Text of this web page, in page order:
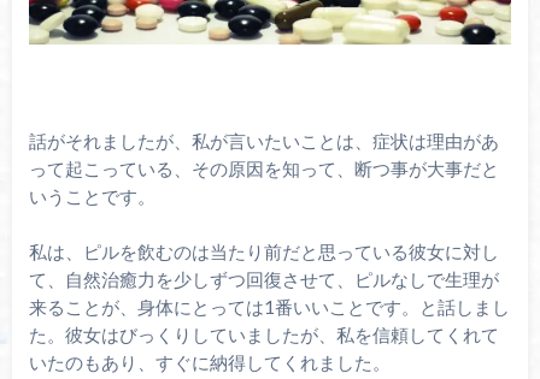
話がそれましたが、私が言いたいことは、症状は理由があ
って起こっている、その原因を知って、断つ事が大事だと
いうことです。
私は、ピルを飲むのは当たり前だと思っている彼女に対し
て、自然治癒力を少しずつ回復させて、ピルなしで生理が
来ることが、身体にとっては1番いいことです。と話しまし
た。彼女はびっくりしていましたが、私を信頼してくれて
いたのもあり、すぐに納得してくれました。